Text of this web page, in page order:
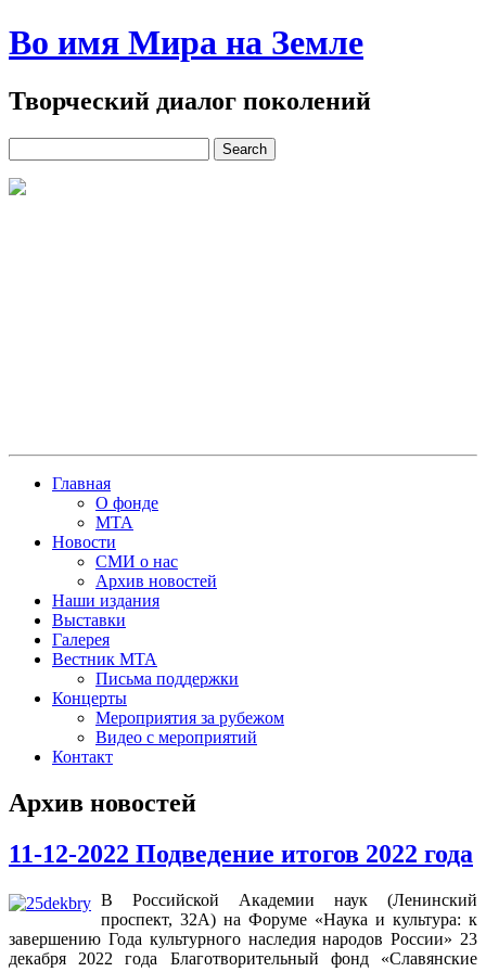
Во имя Мира на Земле
Творческий диалог поколений
Главная
О фонде
МТА
Новости
СМИ о нас
Архив новостей
Наши издания
Выставки
Галерея
Вестник МТА
Письма поддержки
Концерты
Мероприятия за рубежом
Видео с мероприятий
Контакт
Архив новостей
11-12-2022 Подведение итогов 2022 года
В Российской Академии наук (Ленинский
проспект, 32А) на Форуме «Наука и культура: к
завершению Года культурного наследия народов России» 23
декабря 2022 года Благотворительный фонд «Славянские